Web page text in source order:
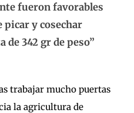
fueron favorables
picar y cosechar
de 342 gr de peso”
trabajar mucho puertas
la agricultura de